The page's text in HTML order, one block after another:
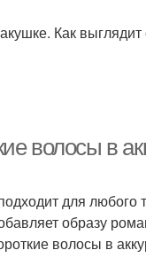
Как
волосы в
для
образу
волосы в